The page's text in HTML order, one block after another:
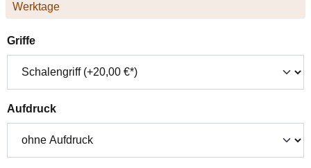
Werktage
Griffeauswählen
Aufdruckauswählen